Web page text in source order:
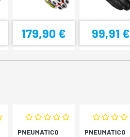
179,90 € 99,91 €
PNEUMATICO
PNEUMATICO